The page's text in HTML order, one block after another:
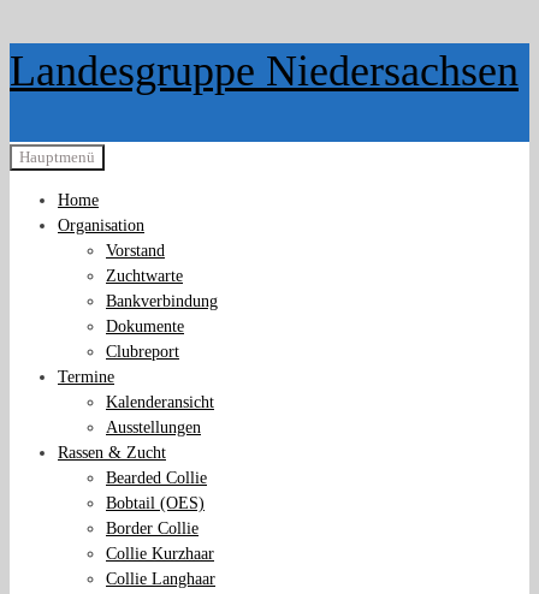
Zurück
zum
Landesgruppe Niedersachsen
Hauptmenü
Home
Organisation
Vorstand
Zuchtwarte
Bankverbindung
Dokumente
Clubreport
Termine
Kalenderansicht
Ausstellungen
Rassen & Zucht
Bearded Collie
Bobtail (OES)
Border Collie
Collie Kurzhaar
Collie Langhaar